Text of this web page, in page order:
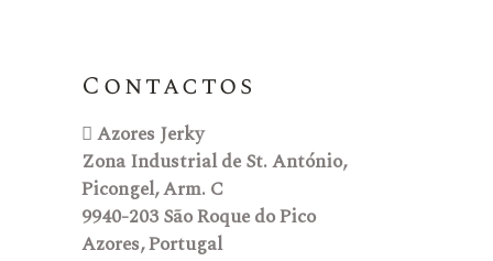
Contactos
Azores Jerky
Zona Industrial de St. António,
Picongel, Arm. C
9940-203 São Roque do Pico
Azores, Portugal